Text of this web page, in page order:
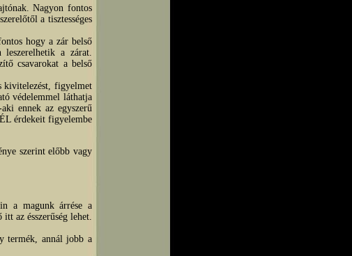
Nagyon fontos
a tisztességes
hogy a zár belső
a zárat.
csavarokat a belső
kivitelezést, figyelmet
védelemmel láthatja
ennek az egyszerű
érdekeit figyelembe
szerint előbb vagy
a magunk árrése a
az ésszerűség lehet.
termék, annál jobb a